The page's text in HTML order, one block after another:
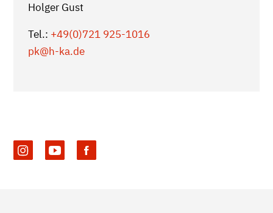
Holger Gust
Tel.: +49(0)721 925-1016
pk@h-ka.de